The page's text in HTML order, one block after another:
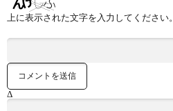
上に表示された文字を入力してください。
Δ